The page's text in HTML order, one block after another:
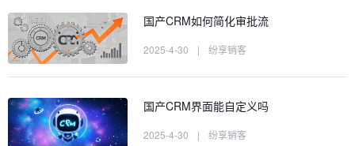
国产CRM如何简化审批流
2025-4-30 | 纷享销客
国产CRM界面能自定义吗
2025-4-30 | 纷享销客